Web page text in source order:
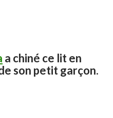
a chiné ce lit en
son petit garçon.